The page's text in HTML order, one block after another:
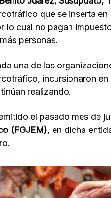
que se inserta
lo cual no pagan
personas.
una de las
incursionaron
realizando.
el pasado mes de
(FGJEM), en dicha